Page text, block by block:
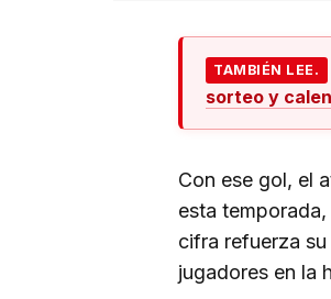
TAMBIÉN LEE.
sorteo y
Con ese gol, el
esta
cifra refuerza
jugadores en la